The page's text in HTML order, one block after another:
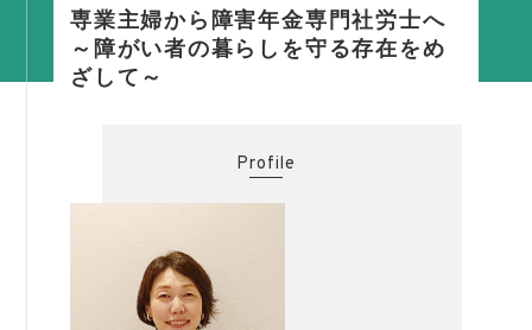
支部活動
全国行事
専業主婦から障害年金専門社労士へ
～障がい者の暮らしを守る存在をめ
ざして～
Profile